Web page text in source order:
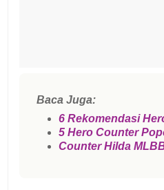
Baca Juga:
6 Rekomendasi
5 Hero Counter
Counter Hilda